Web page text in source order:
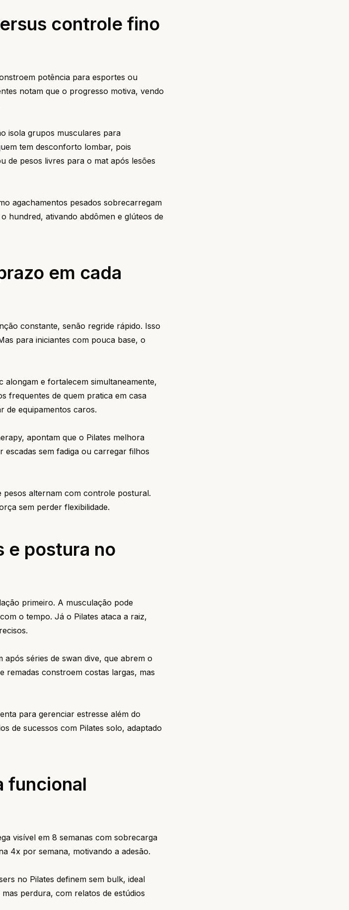
controle fino
potência para esportes ou
notam que o progresso motiva, vendo
isola grupos musculares para
tem desconforto lombar, pois
de pesos livres para o mat após lesões
agachamentos pesados sobrecarregam
hundred, ativando abdômen e glúteos de
em cada
constante, senão regride rápido. Isso
para iniciantes com pouca base, o
alongam e fortalecem simultaneamente,
frequentes de quem pratica em casa
de equipamentos caros.
apontam que o Pilates melhora
escadas sem fadiga ou carregar filhos
pesos alternam com controle postural.
sem perder flexibilidade.
e postura no
primeiro. A musculação pode
o tempo. Já o Pilates ataca a raiz,
após séries de swan dive, que abrem o
remadas constroem costas largas, mas
para gerenciar estresse além do
de sucessos com Pilates solo, adaptado
funcional
visível em 8 semanas com sobrecarga
4x por semana, motivando a adesão.
no Pilates definem sem bulk, ideal
perdura, com relatos de estúdios